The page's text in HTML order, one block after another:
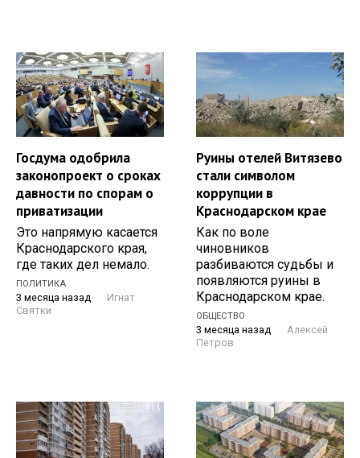
Госдума одобрила
законопроект о сроках
давности по спорам о
приватизации
Это напрямую касается
Краснодарского края,
где таких дел немало.
ПОЛИТИКА
3 месяца назад
Игнат
Святки
Руины отелей Витязево
стали символом
коррупции в
Краснодарском крае
Как по воле
чиновников
разбиваются судьбы и
появляются руины в
Краснодарском крае.
ОБЩЕСТВО
3 месяца назад
Алексей
Петров